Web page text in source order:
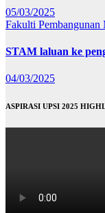
05/03/2025
Fakulti Pembangunan
STAM laluan ke
04/03/2025
ASPIRASI UPSI 2025